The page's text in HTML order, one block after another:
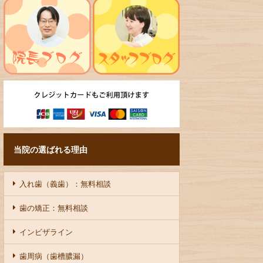
当院の選ばれる理由
入れ歯（義歯）：無料相談
歯の矯正：無料相談
インビザライン
歯周病（歯槽膿漏）